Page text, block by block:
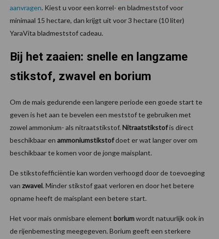
aanvragen. Kiest u voor een korrel- en bladmeststof voor
minimaal 15 hectare, dan krijgt uit voor 3 hectare (10 liter)
YaraVita bladmeststof cadeau.
Bij het zaaien: snelle en langzame
stikstof, zwavel en borium
Om de mais gedurende een langere periode een goede start te
geven is het aan te bevelen een meststof te gebruiken met
zowel ammonium- als nitraatstikstof. Nitraatstikstofis direct
beschikbaar en ammoniumstikstofdoet er wat langer over om
beschikbaar te komen voor de jonge maisplant.
De stikstofefficiëntie kan worden verhoogd door de toevoeging
van zwavel. Minder stikstof gaat verloren en door het betere
opname heeft de maisplant een betere start.
Het voor mais onmisbare element boriumwordt natuurlijk ook in
de rijenbemesting meegegeven. Borium geeft een sterkere